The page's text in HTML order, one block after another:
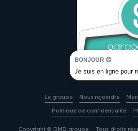
Le groupe Nous rejoindre
Politique de confidentialité
Copyright © DMD groupe Tous droits
BONJOUR 😊
Je suis en ligne pour